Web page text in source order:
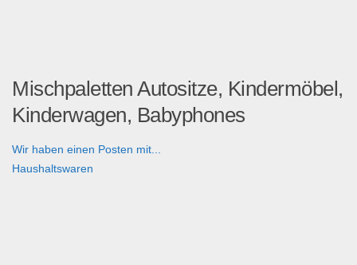
Mischpaletten Autositze, Kindermöbel,
Kinderwagen, Babyphones
Wir haben einen Posten mit...
Haushaltswaren